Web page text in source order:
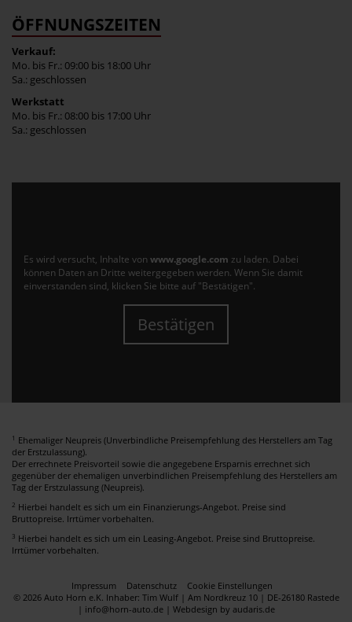
ÖFFNUNGSZEITEN
Verkauf:
Mo. bis Fr.: 09:00 bis 18:00 Uhr
Sa.: geschlossen
Werkstatt
Mo. bis Fr.: 08:00 bis 17:00 Uhr
Sa.: geschlossen
Es wird versucht, Inhalte von www.google.com zu laden. Dabei
können Daten an Dritte weitergegeben werden. Wenn Sie damit
einverstanden sind, klicken Sie bitte auf "Bestätigen".
Bestätigen
1 Ehemaliger Neupreis (Unverbindliche Preisempfehlung des Herstellers am Tag
der Erstzulassung).
Der errechnete Preisvorteil sowie die angegebene Ersparnis errechnet sich
gegenüber der ehemaligen unverbindlichen Preisempfehlung des Herstellers am
Tag der Erstzulassung (Neupreis).
2 Hierbei handelt es sich um ein Finanzierungs-Angebot. Preise sind
Bruttopreise. Irrtümer vorbehalten.
3 Hierbei handelt es sich um ein Leasing-Angebot. Preise sind Bruttopreise.
Irrtümer vorbehalten.
Impressum Datenschutz
Cookie Einstellungen
© 2026 Auto Horn e.K. Inhaber: Tim Wulf | Am Nordkreuz 10 | DE-26180 Rastede
| info@horn-auto.de | Webdesign by audaris.de